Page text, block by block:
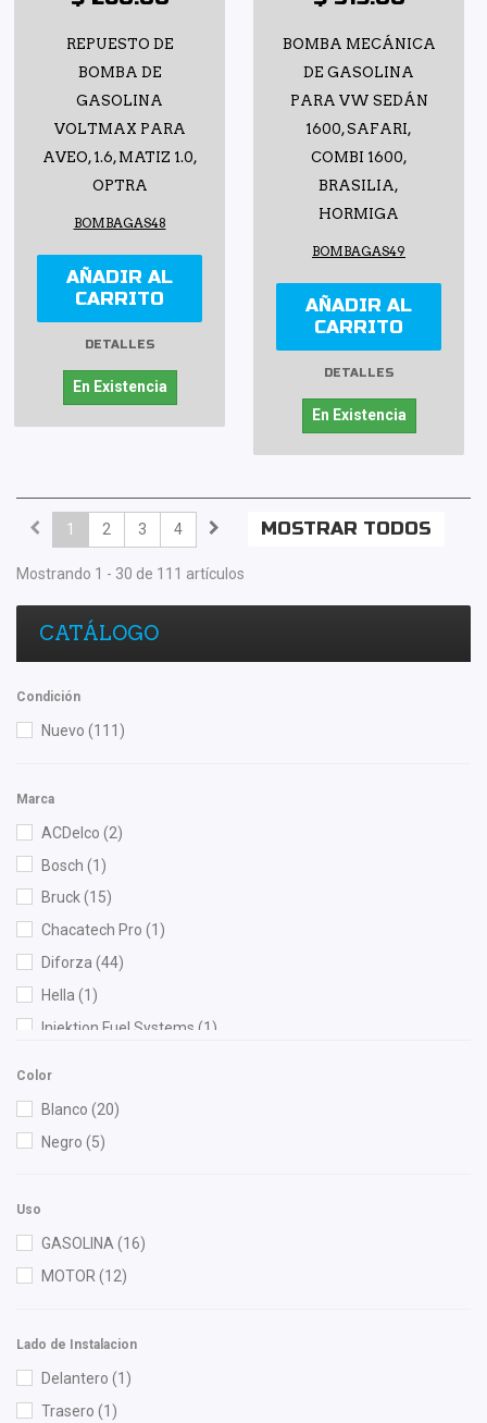
REPUESTO DE
BOMBA DE
GASOLINA
VOLTMAX PARA
AVEO, 1.6, MATIZ 1.0,
OPTRA
BOMBAGAS48
AÑADIR AL
CARRITO
DETALLES
En Existencia
BOMBA MECÁNICA
DE GASOLINA
PARA VW SEDÁN
1600, SAFARI,
COMBI 1600,
BRASILIA,
HORMIGA
BOMBAGAS49
AÑADIR AL
CARRITO
DETALLES
En Existencia
MOSTRAR TODOS
1 2 3 4
Mostrando 1 - 30 de 111 artículos
CATÁLOGO
Condición
Nuevo (111)
Marca
ACDelco (2)
Bosch (1)
Bruck(15)
Chacatech Pro (1)
Diforza (44)
Hella (1)
Injektion Fuel Systems (1)
Volkswagen (Original)
Voltmax(10)
Color
Blanco (20)
Negro (5)
Uso
GASOLINA(16)
MOTOR(12)
Lado de Instalacion
Delantero (1)
Trasero (1)